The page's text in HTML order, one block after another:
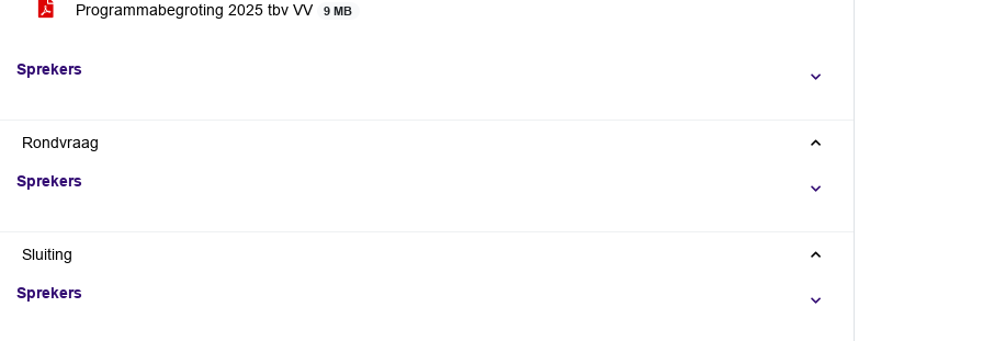
Programmabegroting 2025 tbv VV 9 MB
Sprekers
Rondvraag
Sprekers
Sluiting
Sprekers